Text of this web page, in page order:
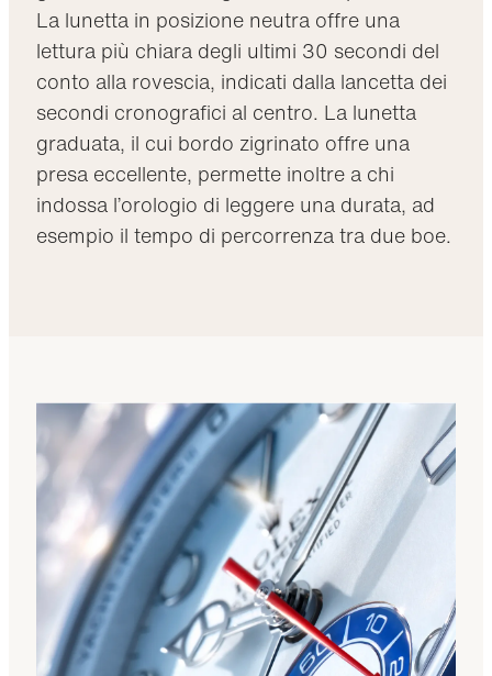
La lunetta in posizione neutra offre una
lettura più chiara degli ultimi 30 secondi del
conto alla rovescia, indicati dalla lancetta dei
secondi cronografici al centro. La lunetta
graduata, il cui bordo zigrinato offre una
presa eccellente, permette inoltre a chi
indossa l’orologio di leggere una durata, ad
esempio il tempo di percorrenza tra due boe.